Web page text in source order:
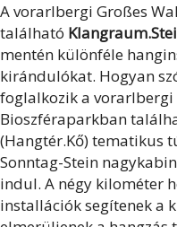
A vorarlbergi Großes
található
mentén különféle
kirándulókat. Hogyan
foglalkozik a vorarlbergi
Bioszféraparkban
(Hangtér.Kő) tematikus
Sonntag-Stein
indul. A négy kilométer
installációk segítenek a